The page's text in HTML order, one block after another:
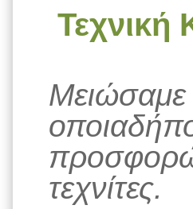
Τεχνική
Μειώσαμε
τεχνίτες.